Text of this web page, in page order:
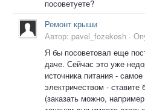
посоветуете?
Ремонт крыши
Автор: pavel_fozekosh ·
Я бы посоветовал еще
даче. Сейчас это уже
источника питания -
электричеством - ставите
(заказать можно,